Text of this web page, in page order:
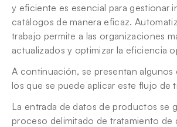
y eficiente es esencial para gestionar
catálogos de manera eficaz.
trabajo permite a las organizaciones
actualizados y optimizar la eficiencia
A continuación, se presentan algunos
los que se puede aplicar este flujo de
La entrada de datos de productos se
proceso delimitado de tratamiento de